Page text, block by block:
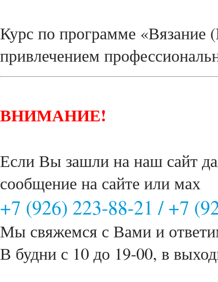
Курс по программе «Вязание
привлечением
ВНИМАНИЕ!
Если Вы зашли на наш сайт
сообщение на сайте или мах
+7 (926) 223-88-21 /+7
Мы свяжемся с Вами и
В будни с 10 до 19-00, в